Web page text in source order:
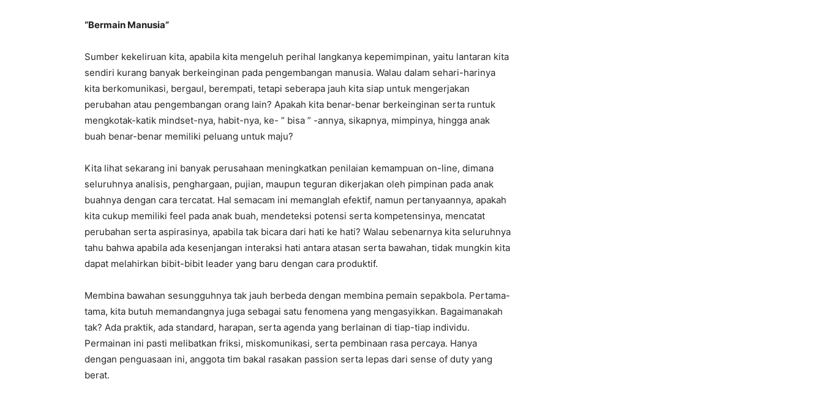
“Bermain Manusia”
Sumber kekeliruan kita, apabila kita mengeluh perihal langkanya kepemimpinan, yaitu lantaran kita
sendiri kurang banyak berkeinginan pada pengembangan manusia. Walau dalam sehari-harinya
kita berkomunikasi, bergaul, berempati, tetapi seberapa jauh kita siap untuk mengerjakan
perubahan atau pengembangan orang lain? Apakah kita benar-benar berkeinginan serta runtuk
mengkotak-katik mindset-nya, habit-nya, ke- ” bisa ” -annya, sikapnya, mimpinya, hingga anak
buah benar-benar memiliki peluang untuk maju?
Kita lihat sekarang ini banyak perusahaan meningkatkan penilaian kemampuan on-line, dimana
seluruhnya analisis, penghargaan, pujian, maupun teguran dikerjakan oleh pimpinan pada anak
buahnya dengan cara tercatat. Hal semacam ini memanglah efektif, namun pertanyaannya, apakah
kita cukup memiliki feel pada anak buah, mendeteksi potensi serta kompetensinya, mencatat
perubahan serta aspirasinya, apabila tak bicara dari hati ke hati? Walau sebenarnya kita seluruhnya
tahu bahwa apabila ada kesenjangan interaksi hati antara atasan serta bawahan, tidak mungkin kita
dapat melahirkan bibit-bibit leader yang baru dengan cara produktif.
Membina bawahan sesungguhnya tak jauh berbeda dengan membina pemain sepakbola. Pertama-
tama, kita butuh memandangnya juga sebagai satu fenomena yang mengasyikkan. Bagaimanakah
tak? Ada praktik, ada standard, harapan, serta agenda yang berlainan di tiap-tiap individu.
Permainan ini pasti melibatkan friksi, miskomunikasi, serta pembinaan rasa percaya. Hanya
dengan penguasaan ini, anggota tim bakal rasakan passion serta lepas dari sense of duty yang
berat.